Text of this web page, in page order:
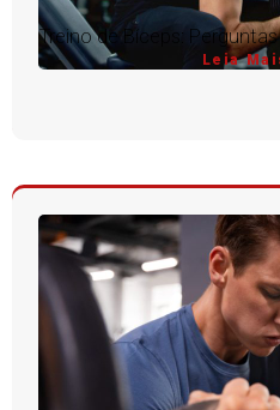
Treino de Bíceps:
Leia